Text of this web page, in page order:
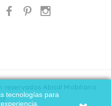
tecnologías para
reservados Abisal Mobiliario